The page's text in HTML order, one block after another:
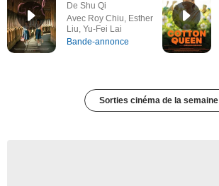
De Shu Qi
Avec Roy Chiu, Esther
Liu, Yu-Fei Lai
Bande-annonce
Sorties cinéma de la semaine